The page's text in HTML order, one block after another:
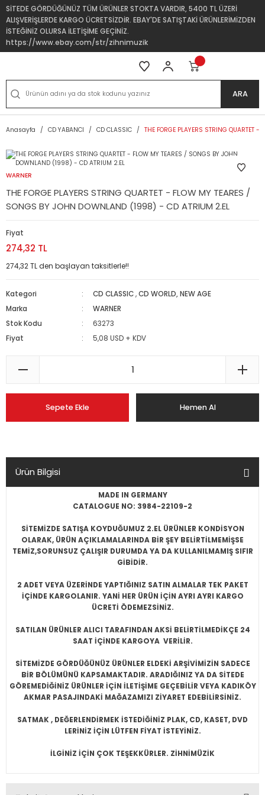
SİTEDE GÖRDÜĞÜNÜZ TÜM ÜRÜNLER STOKTA VARDIR, 5400 TL ÜZERİ
ALIŞVERİŞLERDE KARGO ÜCRETSİZDİR. EBAY'DE SATIŞTAKİ ÜRÜNLERİMİZDEN
İSTEĞİNİZ OLURSA İLETİŞİME GEÇİNİZ.
https://www.ebay.com/str/zihnimuzik
ARA
Anasayfa CD YABANCI CD CLASSIC THE FORGE PLAYERS STRING QUARTET
WARNER
THE FORGE PLAYERS STRING QUARTET - FLOW MY TEARES /
SONGS BY JOHN DOWNLAND (1998) - CD ATRIUM 2.EL
Fiyat
274,32 TL
274,32 TL den başlayan taksitlerle!!
Kategori CD CLASSIC ,CD WORLD, NEW AGE
Marka
WARNER
Stok Kodu
63273
Fiyat
5,08 USD + KDV
Sepete Ekle Hemen Al
Ürün Bilgisi
MADE IN GERMANY
CATALOGUE NO: 3984-22109-2
SİTEMİZDE SATIŞA KOYDUĞUMUZ 2.EL ÜRÜNLER KONDİSYON
OLARAK, ÜRÜN AÇIKLAMALARINDA BİR ŞEY BELİRTİLMEMİŞSE
TEMİZ,SORUNSUZ ÇALIŞIR DURUMDA YA DA KULLANILMAMIŞ SIFIR
GİBİDİR.
2 ADET VEYA ÜZERİNDE YAPTIĞINIZ SATIN ALMALAR TEK PAKET
İÇİNDE KARGOLANIR. YANİ HER ÜRÜN İÇİN AYRI AYRI KARGO
ÜCRETİ ÖDEMEZSİNİZ.
SATILAN ÜRÜNLER ALICI TARAFINDAN AKSİ BELİRTİLMEDİKÇE 24
SAAT İÇİNDE KARGOYA VERİLİR.
SİTEMİZDE GÖRDÜĞÜNÜZ ÜRÜNLER ELDEKİ ARŞİVİMİZİN SADECE
BİR BÖLÜMÜNÜ KAPSAMAKTADIR. ARADIĞINIZ YA DA SİTEDE
GÖREMEDİĞİNİZ ÜRÜNLER İÇİN İLETİŞİME GEÇEBİLİR VEYA KADIKÖY
AKMAR PASAJINDAKİ MAĞAZAMIZI ZİYARET EDEBİLİRSİNİZ.
SATMAK , DEĞERLENDİRMEK İSTEDİĞİNİZ PLAK, CD, KASET, DVD
LERİNİZ İÇİN LÜTFEN FİYAT İSTEYİNİZ.
İLGİNİZ İÇİN ÇOK TEŞEKKÜRLER. ZİHNİMÜZİK